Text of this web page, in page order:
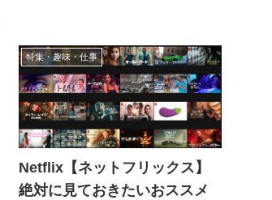
特集・趣味・仕事
Netflix【ネットフリックス】
絶対に見ておきたいおススメ